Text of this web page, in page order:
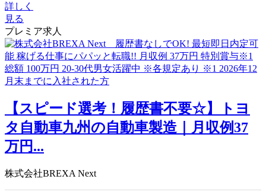
詳しく
見る
プレミア求人
【スピード選考！履歴書不要☆】トヨ
タ自動車九州の自動車製造｜月収例37
万円...
株式会社BREXA Next